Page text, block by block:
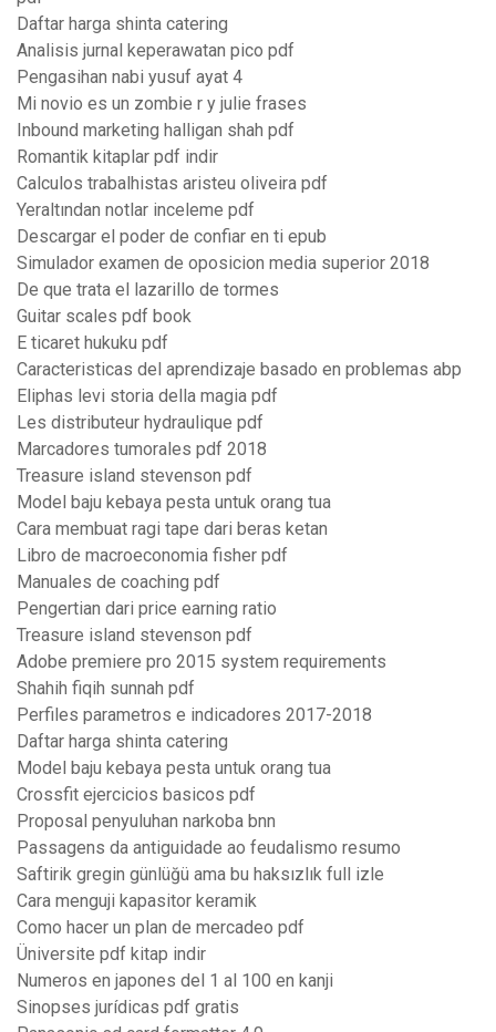
Daftar harga shinta catering
Analisis jurnal keperawatan pico pdf
Pengasihan nabi yusuf ayat 4
Mi novio es un zombie r y julie frases
Inbound marketing halligan shah pdf
Romantik kitaplar pdf indir
Calculos trabalhistas aristeu oliveira pdf
Yeraltından notlar inceleme pdf
Descargar el poder de confiar en ti epub
Simulador examen de oposicion media superior 2018
De que trata el lazarillo de tormes
Guitar scales pdf book
E ticaret hukuku pdf
Caracteristicas del aprendizaje basado en problemas abp
Eliphas levi storia della magia pdf
Les distributeur hydraulique pdf
Marcadores tumorales pdf 2018
Treasure island stevenson pdf
Model baju kebaya pesta untuk orang tua
Cara membuat ragi tape dari beras ketan
Libro de macroeconomia fisher pdf
Manuales de coaching pdf
Pengertian dari price earning ratio
Treasure island stevenson pdf
Adobe premiere pro 2015 system requirements
Shahih fiqih sunnah pdf
Perfiles parametros e indicadores 2017-2018
Daftar harga shinta catering
Model baju kebaya pesta untuk orang tua
Crossfit ejercicios basicos pdf
Proposal penyuluhan narkoba bnn
Passagens da antiguidade ao feudalismo resumo
Saftirik gregin günlüğü ama bu haksızlık full izle
Cara menguji kapasitor keramik
Como hacer un plan de mercadeo pdf
Üniversite pdf kitap indir
Numeros en japones del 1 al 100 en kanji
Sinopses jurídicas pdf gratis